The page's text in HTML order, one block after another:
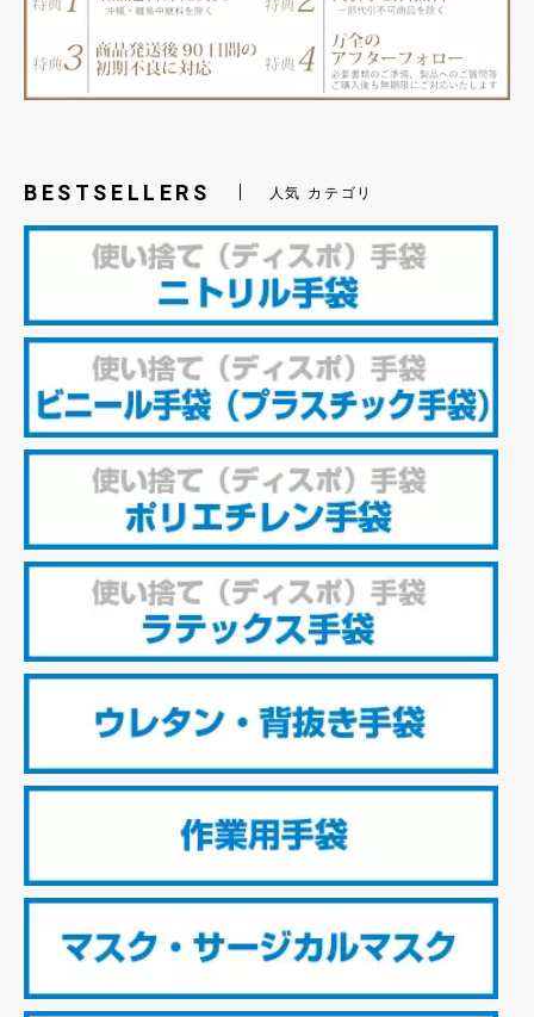
BESTSELLERS 人気 カテゴリ